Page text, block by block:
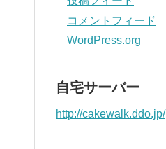
コメントフィード
WordPress.org
自宅サーバー
http://cakewalk.ddo.jp/